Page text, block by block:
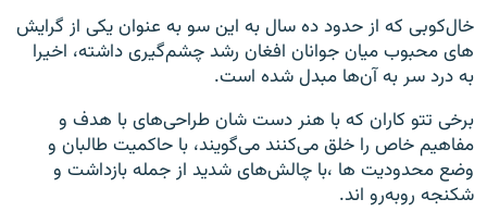
خال‌کوبی که از حدود ده سال به این سو به عنوان یکی از گرایش
های محبوب میان جوانان افغان رشد چشم‌گیری داشته، اخیرا
به درد سر به آن‌ها مبدل شده است.
برخی تتو کاران که با هنر دست‌ شان طراحی‌های با هدف و
مفاهیم خاص را خلق می‌کنند می‌گویند، با حاکمیت طالبان و
وضع محدودیت ها ،با چالش‌های شدید از جمله بازداشت و
شکنجه رو‌به‌رو اند.